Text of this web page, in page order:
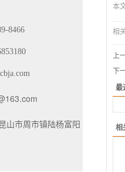
8466
山市周市镇陆杨富阳
本
相
上
下
最
相